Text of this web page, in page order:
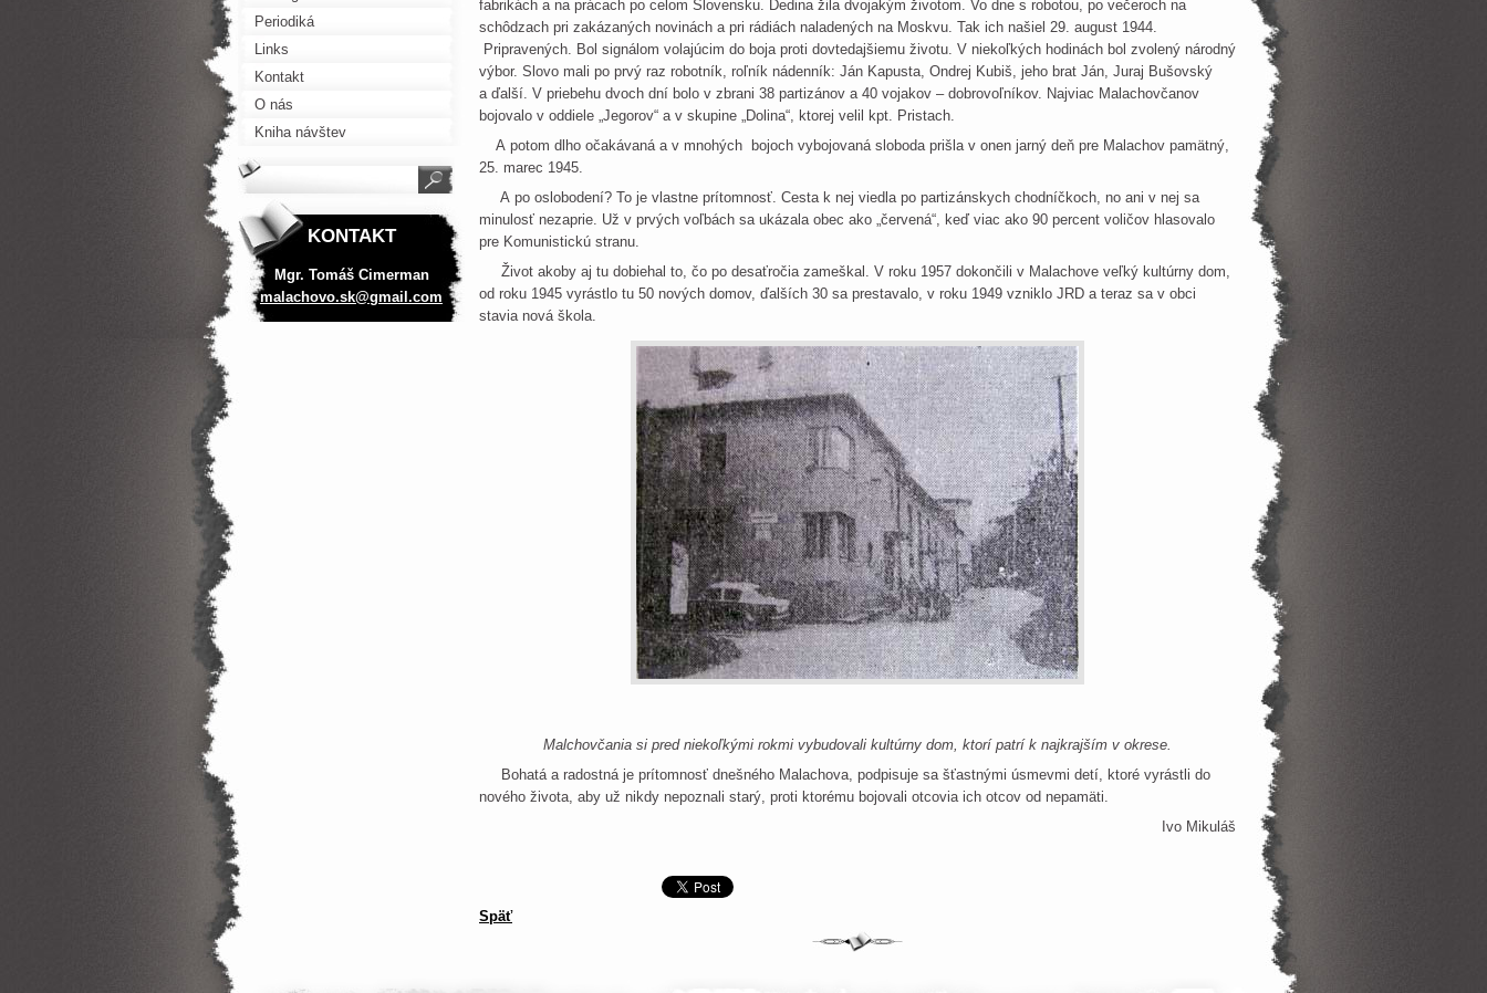
fabrikách a na prácach po celom Slovensku. Dedina žila dvojakým životom. Vo dne s robotou, po večeroch na
schôdzach pri zakázaných novinách a pri rádiách naladených na Moskvu. Tak ich našiel 29. august 1944.
Pripravených. Bol signálom volajúcim do boja proti dovtedajšiemu životu. V niekoľkých hodinách bol zvolený národný
výbor. Slovo mali po prvý raz robotník, roľník nádenník: Ján Kapusta, Ondrej Kubiš, jeho brat Ján, Juraj Bušovský
a ďalší. V priebehu dvoch dní bolo v zbrani 38 partizánov a 40 vojakov – dobrovoľníkov. Najviac Malachovčanov
bojovalo v oddiele „Jegorov“ a v skupine „Dolina“, ktorej velil kpt. Pristach.
A potom dlho očakávaná a v mnohých bojoch vybojovaná sloboda prišla v onen jarný deň pre Malachov pamätný,
25. marec 1945.
A po oslobodení? To je vlastne prítomnosť. Cesta k nej viedla po partizánskych chodníčkoch, no ani v nej sa
minulosť nezaprie. Už v prvých voľbách sa ukázala obec ako „červená“, keď viac ako 90 percent voličov hlasovalo
pre Komunistickú stranu.
Život akoby aj tu dobiehal to, čo po desaťročia zameškal. V roku 1957 dokončili v Malachove veľký kultúrny dom,
od roku 1945 vyrástlo tu 50 nových domov, ďalších 30 sa prestavalo, v roku 1949 vzniklo JRD a teraz sa v obci
stavia nová škola.
Malchovčania si pred niekoľkými rokmi vybudovali kultúrny dom, ktorí patrí k najkrajším v okrese.
Bohatá a radostná je prítomnosť dnešného Malachova, podpisuje sa šťastnými úsmevmi detí, ktoré vyrástli do
nového života, aby už nikdy nepoznali starý, proti ktorému bojovali otcovia ich otcov od nepamäti.
Ivo Mikuláš
Späť
Periodiká
Links
Kontakt
O nás
Kniha návštev
KONTAKT
Mgr. Tomáš Cimerman
malachovo.sk@gmail.com